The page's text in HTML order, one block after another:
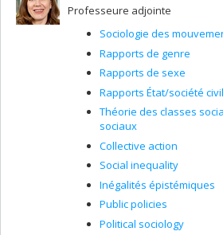
Professeure adjointe
Sociologie des
Rapports de genre
Rapports de sexe
Rapports État/société
Théorie des classes
sociaux
Collective action
Social inequality
Inégalités épistémiques
Public policies
Political sociology